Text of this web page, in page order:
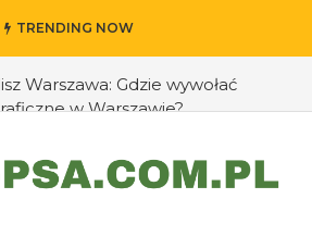
TRENDING NOW
Warszawa: Gdzie wywołać
w Warszawie?
swojego psa: rady eksperta
psa?